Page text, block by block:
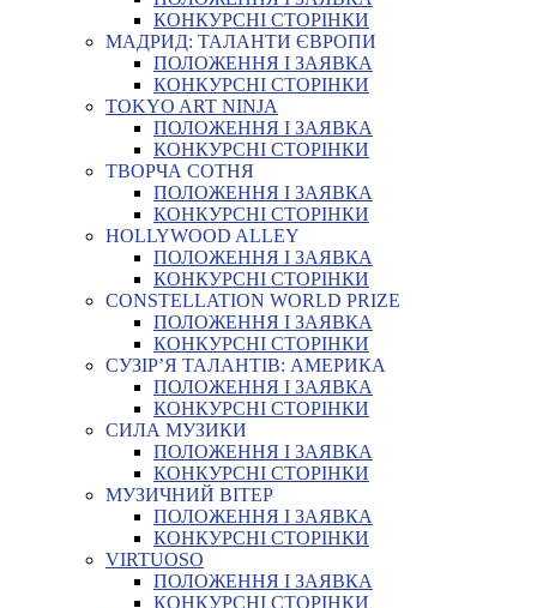
КОНКУРСНІ СТОРІНКИ
МАДРИД: ТАЛАНТИ ЄВРОПИ
ПОЛОЖЕННЯ І ЗАЯВКА
КОНКУРСНІ СТОРІНКИ
TOKYO ART NINJA
ПОЛОЖЕННЯ І ЗАЯВКА
КОНКУРСНІ СТОРІНКИ
ТВОРЧА СОТНЯ
ПОЛОЖЕННЯ І ЗАЯВКА
КОНКУРСНІ СТОРІНКИ
HOLLYWOOD ALLEY
ПОЛОЖЕННЯ І ЗАЯВКА
КОНКУРСНІ СТОРІНКИ
CONSTELLATION WORLD PRIZE
ПОЛОЖЕННЯ І ЗАЯВКА
КОНКУРСНІ СТОРІНКИ
СУЗІР’Я ТАЛАНТІВ: АМЕРИКА
ПОЛОЖЕННЯ І ЗАЯВКА
КОНКУРСНІ СТОРІНКИ
СИЛА МУЗИКИ
ПОЛОЖЕННЯ І ЗАЯВКА
КОНКУРСНІ СТОРІНКИ
МУЗИЧНИЙ ВІТЕР
ПОЛОЖЕННЯ І ЗАЯВКА
КОНКУРСНІ СТОРІНКИ
VIRTUOSO
ПОЛОЖЕННЯ І ЗАЯВКА
КОНКУРСНІ СТОРІНКИ